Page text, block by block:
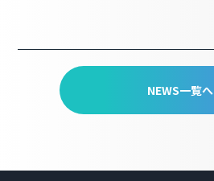
NEWS一覧へ